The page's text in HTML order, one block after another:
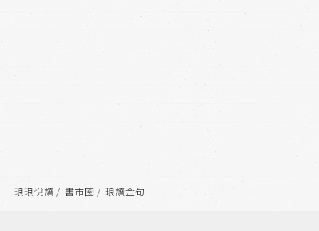
琅琅悅讀 書市圈 琅讀金句